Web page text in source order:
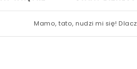
Mamo, tato, nudzi mi się! Dlaczego nie